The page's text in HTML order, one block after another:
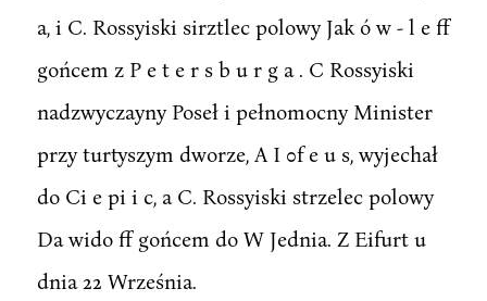
a, i C. Rossyiski sirztlec polowy Jak ó w - l e ff
gońcem z P e t e r s b u r g a . C Rossyiski
nadzwyczayny Poseł i pełnomocny Minister
przy turtyszym dworze, A I 0f e u s, wyjechał
do Ci e pi i c, a C. Rossyiski strzelec polowy
Da wido ff gońcem do W Jednia. Z Eifurt u
dnia 22 Września.